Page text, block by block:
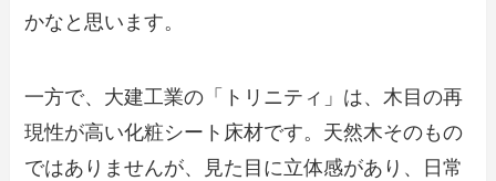
かなと思います。
一方で、大建工業の「トリニティ」は、木目の再
現性が高い化粧シート床材です。天然木そのもの
ではありませんが、見た目に立体感があり、日常